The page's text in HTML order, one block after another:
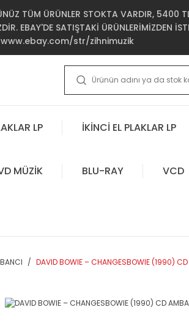
TÜM ÜRÜNLER STOKTA VARDIR, 5400 TL
EBAY'DE SATIŞTAKİ ÜRÜNLERİMİZDEN
str/zihnimuzik
LP İKİNCİ EL PLAKLAR LP
MÜZİK BLU-RAY VCD
DAVID BOWIE – CHANGESBOWIE (1990) CD